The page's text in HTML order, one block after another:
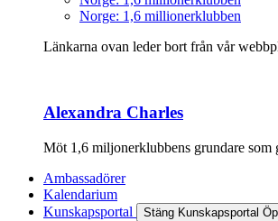
Norge: 1,6 millionerklubben
Länkarna ovan leder bort från vår
Alexandra Charles
Möt 1,6 miljonerklubbens grundare
Ambassadörer
Kalendarium
Kunskapsportal
Stäng Kunskapsportal